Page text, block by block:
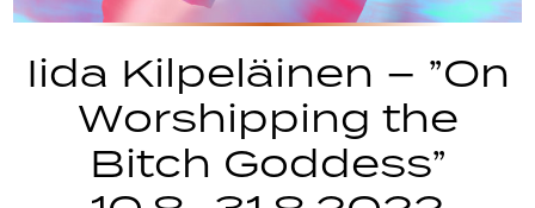
Iida Kilpeläinen – ”On
Worshipping the
Bitch Goddess”